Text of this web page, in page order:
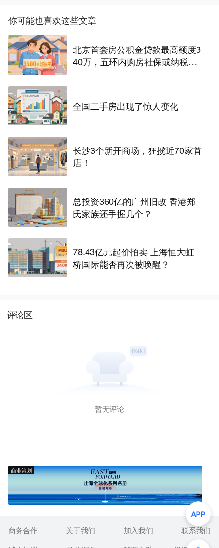
你可能也喜欢这些文章
北京首套房公积金贷款最高额度3
40万，五环内购房社保或纳税满
全国二手房出现了惊人变化
长沙3个新开商场，狂揽近70家首
店！
总投资360亿的广州旧改 香港郑
氏家族还手握几个？
78.43亿元起价拍卖 上海恒大虹
桥国际能否再次被唤醒？
评论区
暂无评论
商业策划
商务合作 关于我们 加入我们
联系我们